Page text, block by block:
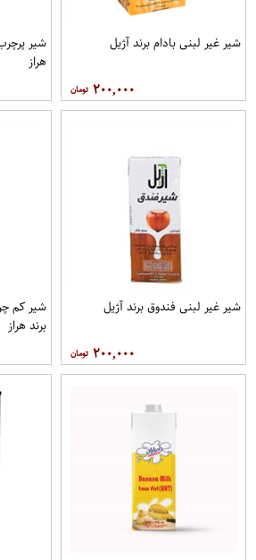
شیر غیر لبنی بادام برند آژیل
۲۰۰,۰۰۰
هراز
شیر غیر لبنی فندوق برند آژیل
۲۰۰,۰۰۰
برند هراز